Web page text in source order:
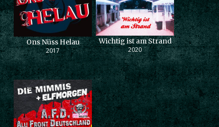
Ons Nüss Helau
2017
Wichtig ist am Strand
2020